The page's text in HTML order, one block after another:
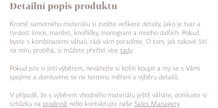
Detailní popis produktu
Kromě samotného materiálu si zvolíte veškeré detaily, jako je tvar a
tvrdost límce, manžet, knoflíčky, monogram a mnoho dalších. Pokud
byste s kombinacemi váhali, rádi vám poradíme. O tom, jak takové šití
na míru probíhá, si můžete přečíst více tady.
Pokud jste si jistí výběrem, neváhejte si košili koupit a my se s Vámi
spojíme a domluvíme se na termínu měření a výběru detailů.
V případě, že s výběrem vhodného materiálu ještě váháte, domluvte si
schůzku na prodejně nebo kontaktujte naše Sales Managery.